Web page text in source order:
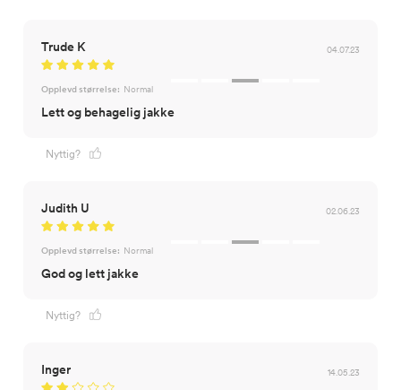
Trude K 04.07.23
Opplevd størrelse: Normal
Lett og behagelig jakke
Nyttig?
Judith U 02.06.23
Opplevd størrelse: Normal
God og lett jakke
Nyttig?
Inger 14.05.23